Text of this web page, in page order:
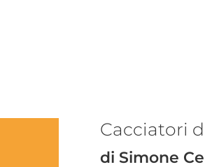
Cacciatori
di Simone